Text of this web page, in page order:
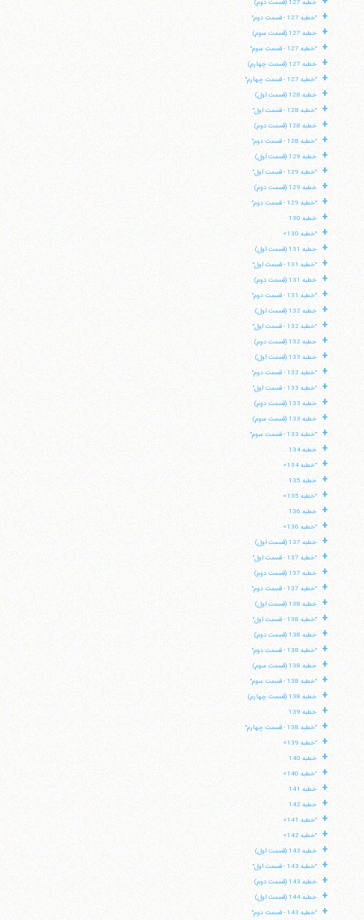
خطبه 127 (قسمت دوم)
+ "خطبه 127 - قسمت دوم"
+ خطبه 127 (قسمت سوم)
+ "خطبه 127 - قسمت سوم"
+ خطبه 127 (قسمت چهارم)
+ "خطبه 127 - قسمت چهارم"
+ خطبه 128 (قسمت اول)
+ "خطبه 128 - قسمت اول"
+ خطبه 128 (قسمت دوم)
+ "خطبه 128 - قسمت دوم"
+ خطبه 129 (قسمت اول)
+ "خطبه 129 - قسمت اول"
+ خطبه 129 (قسمت دوم)
+ "خطبه 129 - قسمت دوم"
+ خطبه 130
+ "خطبه 130»
+ خطبه 131 (قسمت اول)
+ "خطبه 131 - قسمت اول"
+ خطبه 131 (قسمت دوم)
+ "خطبه 131 - قسمت دوم"
+ خطبه 132 (قسمت اول)
+ "خطبه 132 - قسمت اول"
+ خطبه 132 (قسمت دوم)
+ خطبه 133 (قسمت اول)
+ "خطبه 132 - قسمت دوم"
+ "خطبه 133 - قسمت اول"
+ خطبه 133 (قسمت دوم)
+ خطبه 133 (قسمت سوم)
+ "خطبه 133 - قسمت سوم"
+ خطبه 134
+ "خطبه 134»
+ خطبه 135
+ "خطبه 135»
+ خطبه 136
+ "خطبه 136»
+ خطبه 137 (قسمت اول)
+ "خطبه 137 - قسمت اول"
+ خطبه 137 (قسمت دوم)
+ "خطبه 137 - قسمت دوم"
+ خطبه 138 (قسمت اول)
+ "خطبه 138 - قسمت اول"
+ خطبه 138 (قسمت دوم)
+ "خطبه 138 - قسمت دوم"
+ خطبه 138 (قسمت سوم)
+ "خطبه 138 - قسمت سوم"
+ خطبه 138 (قسمت چهارم)
+ خطبه 139
+ "خطبه 138 - قسمت چهارم"
+ "خطبه 139»
+ خطبه 140
+ "خطبه 140»
+ خطبه 141
+ خطبه 142
+ "خطبه 141»
+ "خطبه 142»
+ خطبه 143 (قسمت اول)
+ "خطبه 143 - قسمت اول"
+ خطبه 143 (قسمت دوم)
+ خطبه 144 (قسمت اول)
+ "خطبه 143 - قسمت دوم"